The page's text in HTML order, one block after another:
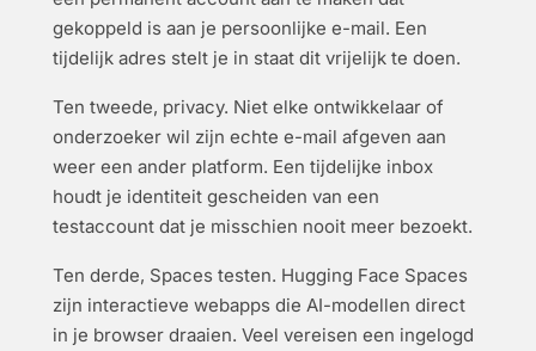
gekoppeld is aan je persoonlijke e-mail. Een
tijdelijk adres stelt je in staat dit vrijelijk te doen.
Ten tweede, privacy. Niet elke ontwikkelaar of
onderzoeker wil zijn echte e-mail afgeven aan
weer een ander platform. Een tijdelijke inbox
houdt je identiteit gescheiden van een
testaccount dat je misschien nooit meer bezoekt.
Ten derde, Spaces testen. Hugging Face Spaces
zijn interactieve webapps die AI-modellen direct
in je browser draaien. Veel vereisen een ingelogd